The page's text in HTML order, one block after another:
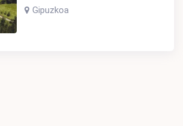
Gipuzkoa